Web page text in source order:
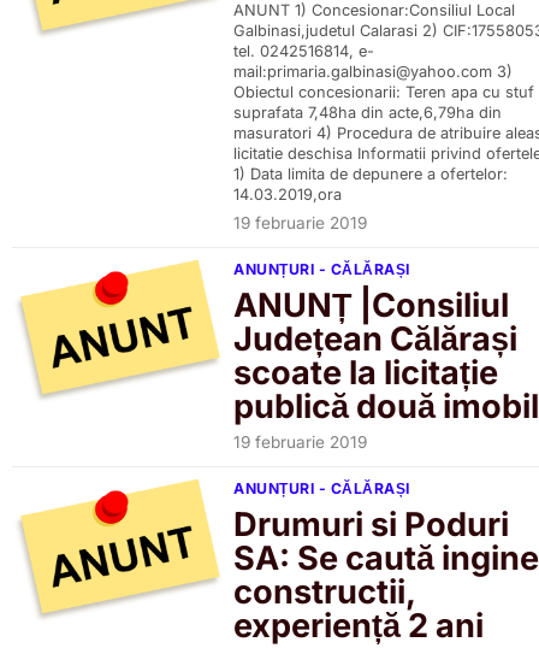
ANUNT 1) Concesionar:Consiliul Local
Galbinasi,judetul Calarasi 2)
tel. 0242516814, e-
mail:primaria.galbinasi@yahoo.com 3)
Obiectul concesionarii: Teren apa cu stuf
suprafata 7,48ha din acte,6,79ha din
masuratori 4) Procedura de atribuire
licitatie deschisa Informatii privind
1) Data limita de depunere a ofertelor:
14.03.2019,ora
19 februarie 2019
ANUNȚURI - CĂLĂRAȘI
ANUNȚ |Consiliul
Județean Călărași
scoate la licitație
publică două
19 februarie 2019
ANUNȚURI - CĂLĂRAȘI
Drumuri si Poduri
SA: Se caută
constructii,
experiență 2 ani